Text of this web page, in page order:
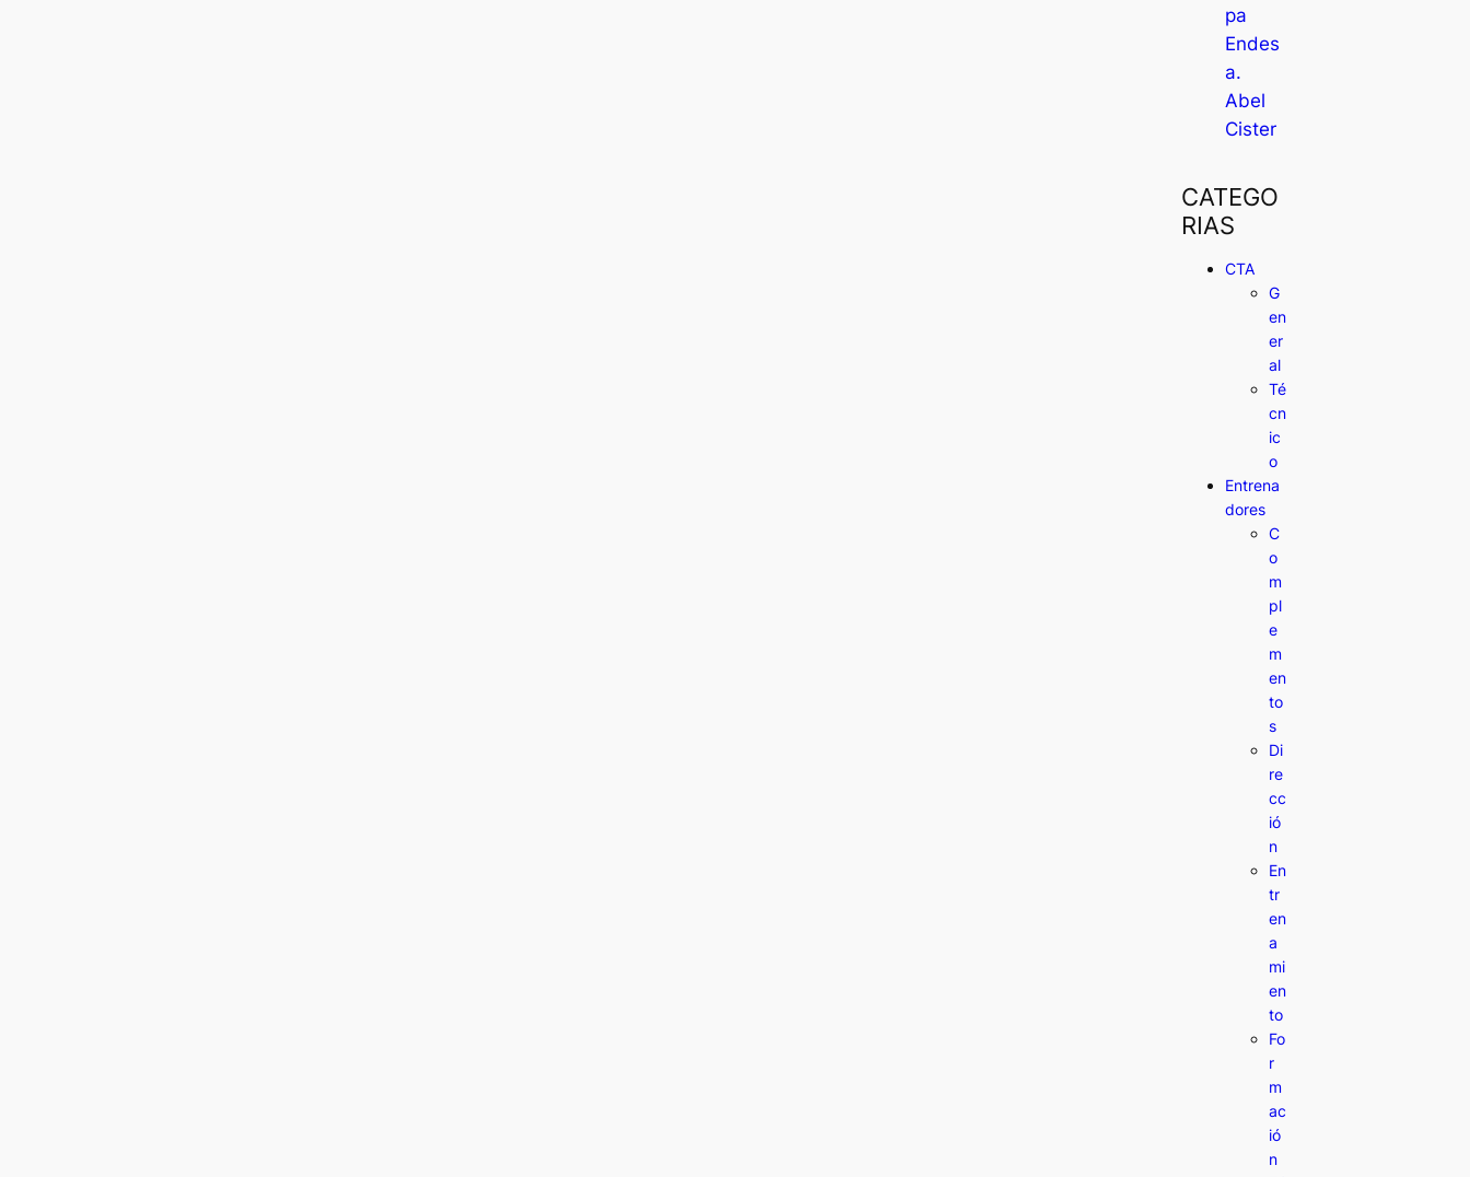
pa
Endes
a.
Abel
Cister
CATEGO
RIAS
CTA
G
en
er
al
Té
cn
ic
o
Entrena
dores
C
o
m
pl
e
m
en
to
s
Di
re
cc
ió
n
En
tr
en
a
mi
en
to
Fo
r
m
ac
ió
n